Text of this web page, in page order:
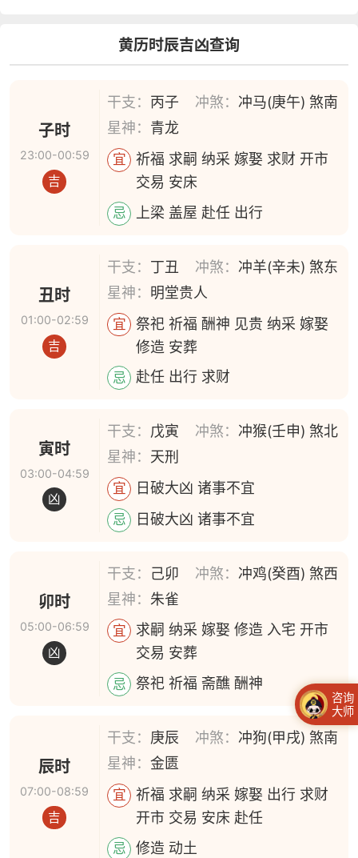
黄历时辰吉凶查询
子时
23:00-00:59
吉
干支： 丙子 冲煞： 冲马(庚午) 煞南
星神： 青龙
宜
祈福 求嗣 纳采 嫁娶 求财 开市
交易 安床
忌 上梁 盖屋 赴任 出行
丑时
01:00-02:59
吉
干支： 丁丑 冲煞： 冲羊(辛未) 煞东
星神： 明堂贵人
宜
祭祀 祈福 酬神 见贵 纳采 嫁娶
修造 安葬
忌 赴任 出行 求财
寅时
03:00-04:59
凶
干支： 戊寅 冲煞： 冲猴(壬申) 煞北
星神： 天刑
宜 日破大凶 诸事不宜
忌 日破大凶 诸事不宜
卯时
05:00-06:59
凶
干支： 己卯 冲煞： 冲鸡(癸酉) 煞西
星神： 朱雀
宜
求嗣 纳采 嫁娶 修造 入宅 开市
交易 安葬
忌 祭祀 祈福 斋醮 酬神
辰时
07:00-08:59
吉
干支： 庚辰 冲煞： 冲狗(甲戌) 煞南
星神：金匮
宜
祈福 求嗣 纳采 嫁娶 出行 求财
开市 交易 安床 赴任
忌 修造 动土
咨询
大师